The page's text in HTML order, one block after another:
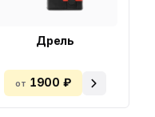
Дрель
от 1900 ₽